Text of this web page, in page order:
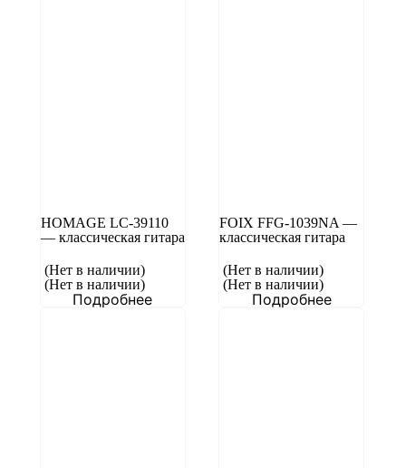
HOMAGE LC-39110
— классическая гитара
(Нет в наличии)
(Нет в наличии)
Подробнее
FOIX FFG-1039NA —
классическая гитара
(Нет в наличии)
(Нет в наличии)
Подробнее